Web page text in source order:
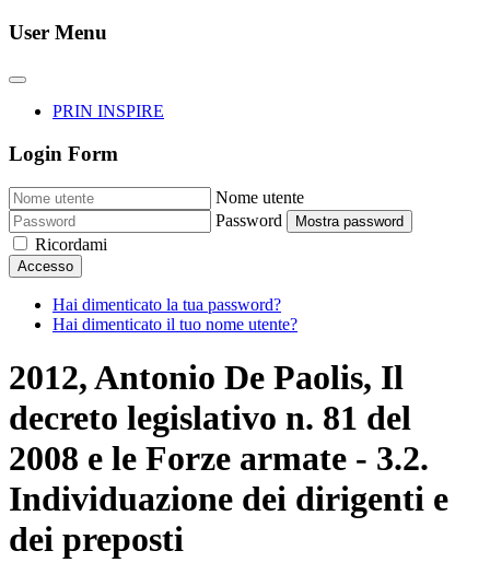
User Menu
PRIN INSPIRE
Login Form
Nome utente
Password
Mostra password
Ricordami
Accesso
Hai dimenticato la tua password?
Hai dimenticato il tuo nome utente?
2012, Antonio De Paolis, Il
decreto legislativo n. 81 del
2008 e le Forze armate - 3.2.
Individuazione dei dirigenti e
dei preposti